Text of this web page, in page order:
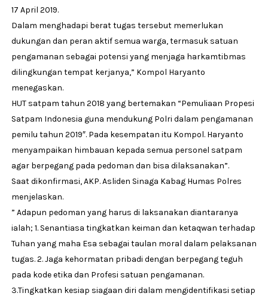
17 April 2019.
Dalam menghadapi berat tugas tersebut memerlukan
dukungan dan peran aktif semua warga, termasuk satuan
pengamanan sebagai potensi yang menjaga harkamtibmas
dilingkungan tempat kerjanya,” Kompol Haryanto
menegaskan.
HUT satpam tahun 2018 yang bertemakan “Pemuliaan Propesi
Satpam Indonesia guna mendukung Polri dalam pengamanan
pemilu tahun 2019″. Pada kesempatan itu Kompol. Haryanto
menyampaikan himbauan kepada semua personel satpam
agar berpegang pada pedoman dan bisa dilaksanakan”.
Saat dikonfirmasi, AKP. Asliden Sinaga Kabag Humas Polres
menjelaskan.
” Adapun pedoman yang harus di laksanakan diantaranya
ialah; 1. Senantiasa tingkatkan keiman dan ketaqwan terhadap
Tuhan yang maha Esa sebagai taulan moral dalam pelaksanan
tugas. 2. Jaga kehormatan pribadi dengan berpegang teguh
pada kode etika dan Profesi satuan pengamanan.
3.Tingkatkan kesiap siagaan diri dalam mengidentifikasi setiap